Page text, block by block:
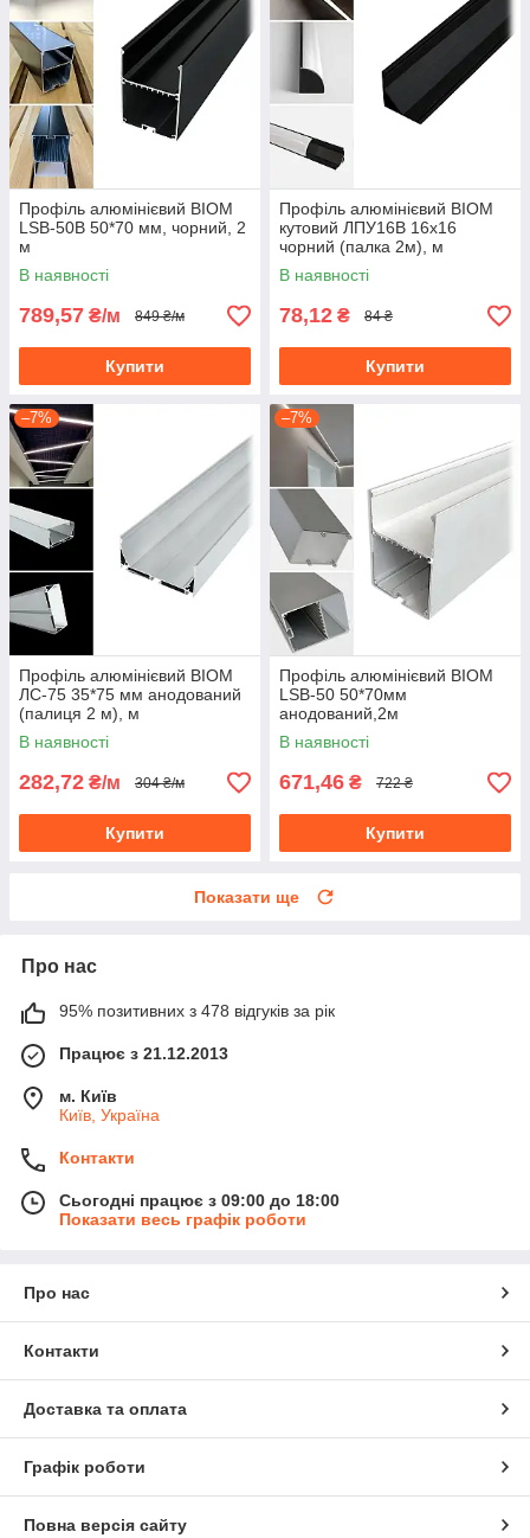
Профіль алюмінієвий BIOM
LSB-50B 50*70 мм, чорний, 2
м
В наявності
789,57 ₴/м 849 ₴/м
Купити
Профіль алюмінієвий BIOM
кутовий ЛПУ16B 16х16
чорний (палка 2м), м
В наявності
78,12 ₴ 84 ₴
Купити
–7%
Профіль алюмінієвий BIOM
ЛС-75 35*75 мм анодований
(палиця 2 м), м
В наявності
282,72 ₴/м 304 ₴/м
Купити
–7%
Профіль алюмінієвий BIOM
LSB-50 50*70мм
анодований,2м
В наявності
671,46 ₴ 722 ₴
Купити
Показати ще
Про нас
95% позитивних з 478 відгуків за рік
Працює з 21.12.2013
м. Київ
Київ, Україна
Контакти
Сьогодні працює з 09:00 до 18:00
Показати весь графік роботи
Про нас
Контакти
Доставка та оплата
Графік роботи
Повна версія сайту